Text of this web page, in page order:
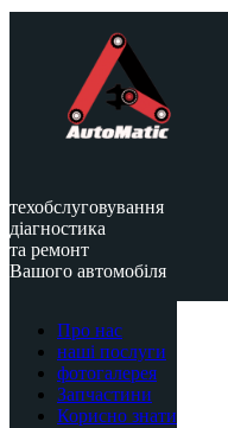
техобслуговування
діагностика
та ремонт
Вашого автомобіля
Про нас
наші послуги
фотогалерея
Запчастини
Корисно знати